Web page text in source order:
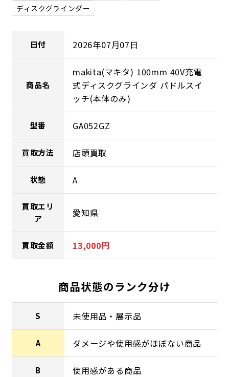
ディスクグラインダー
日付 2026年07月07日
商品名
makita(マキタ) 100mm 40V充電
式ディスクグラインダ パドルスイ
ッチ(本体のみ)
型番 GA052GZ
買取方法 店頭買取
状態 A
買取エリ
ア
愛知県
買取金額 13,000円
商品状態のランク分け
S 未使用品・展示品
A ダメージや使用感がほぼない商品
B 使用感がある商品